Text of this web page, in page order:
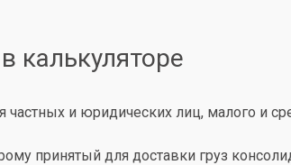
калькуляторе
и юридических лиц, малого и
принятый для доставки груз